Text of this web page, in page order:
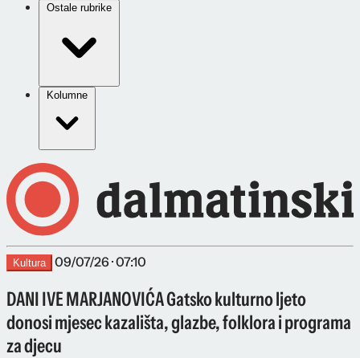
Ostale rubrike
Kolumne
Kultura 09/07/26 · 07:10
DANI IVE MARJANOVIĆA Gatsko kulturno ljeto
donosi mjesec kazališta, glazbe, folklora i programa
za djecu